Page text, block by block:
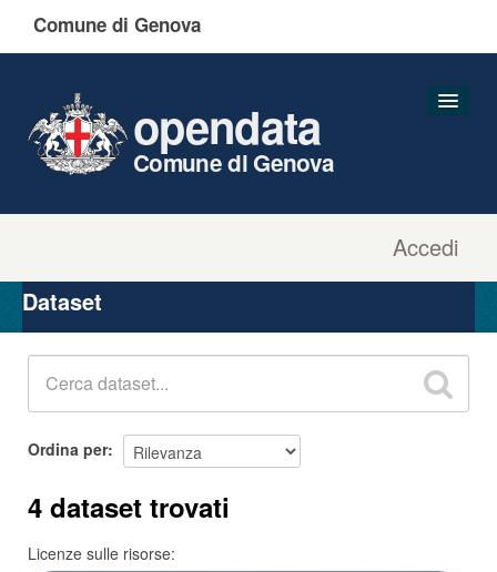
Comune di Genova
Accedi
opendata
Comune di Genova
Organizzazioni
Gruppi
Dataset
Ordina per
4 dataset trovati
Licenze sulle risorse: